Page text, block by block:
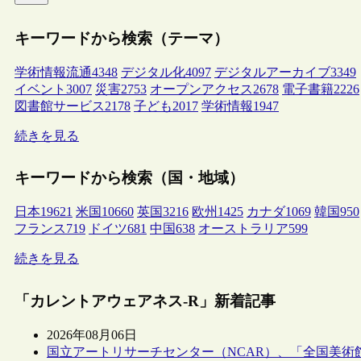
キーワードから検索（テーマ）
学術情報流通4348 デジタル化4097 デジタルアーカイブ3349
イベント 3007 災害2753 オープンアクセス2678 電子書籍2226
図書館サービス2178 子ども2017 学術情報1947
続きを見る
キーワードから検索（国・地域）
日本19621 米国 10660 英国3216 欧州 1425 カナダ1069 韓国950
フランス719 ドイツ681 中国638 オーストラリア599
続きを見る
「カレントアウェアネス-R」新着記事
2026年08月06日
国立アートリサーチセンター（NCAR）、「全国美術